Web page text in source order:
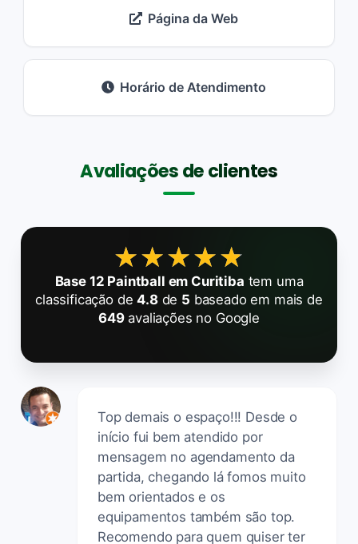
Página da Web
Horário de Atendimento
Avaliações de clientes
★★★★★
★★★★★
Base 12 Paintball em Curitiba tem uma
classificação de4.8de 5 baseado em mais de
649avaliações no Google
Top demais o espaço!!! Desde o
início fui bem atendido por
mensagem no agendamento da
partida, chegando lá fomos muito
bem orientados e os
equipamentos também são top.
Recomendo para quem quiser ter